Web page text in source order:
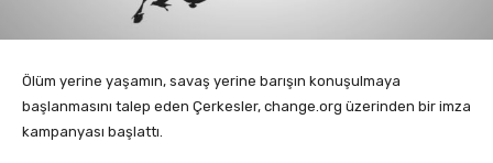
Ölüm yerine yaşamın, savaş yerine barışın konuşulmaya
başlanmasını talep eden Çerkesler, change.org üzerinden bir imza
kampanyası başlattı.